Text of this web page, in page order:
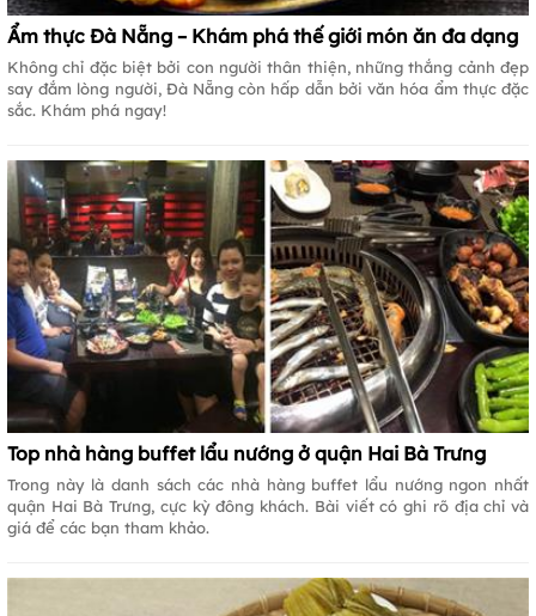
Ẩm thực Đà Nẵng – Khám phá thế giới món ăn đa dạng
Không chỉ đặc biệt bởi con người thân thiện, những thắng cảnh đẹp
say đắm lòng người, Đà Nẵng còn hấp dẫn bởi văn hóa ẩm thực đặc
sắc. Khám phá ngay!
Top nhà hàng buffet lẩu nướng ở quận Hai Bà Trưng
Trong này là danh sách các nhà hàng buffet lẩu nướng ngon nhất
quận Hai Bà Trưng, cực kỳ đông khách. Bài viết có ghi rõ địa chỉ và
giá để các bạn tham khảo.